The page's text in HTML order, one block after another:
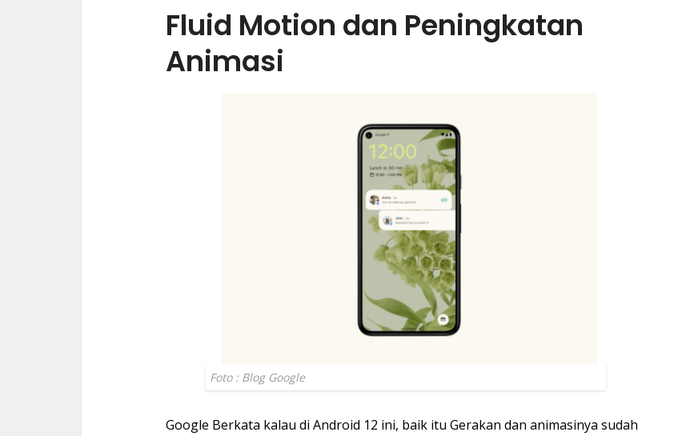
Fluid Motion dan Peningkatan
Animasi
Foto : Blog Google
Google Berkata kalau di Android 12 ini, baik itu Gerakan dan animasinya sudah